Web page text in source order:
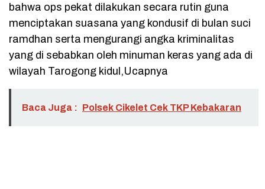
bahwa ops pekat dilakukan secara rutin guna
menciptakan suasana yang kondusif di bulan suci
ramdhan serta mengurangi angka kriminalitas
yang di sebabkan oleh minuman keras yang ada di
wilayah Tarogong kidul,Ucapnya
Baca Juga : Polsek Cikelet Cek TKP Kebakaran